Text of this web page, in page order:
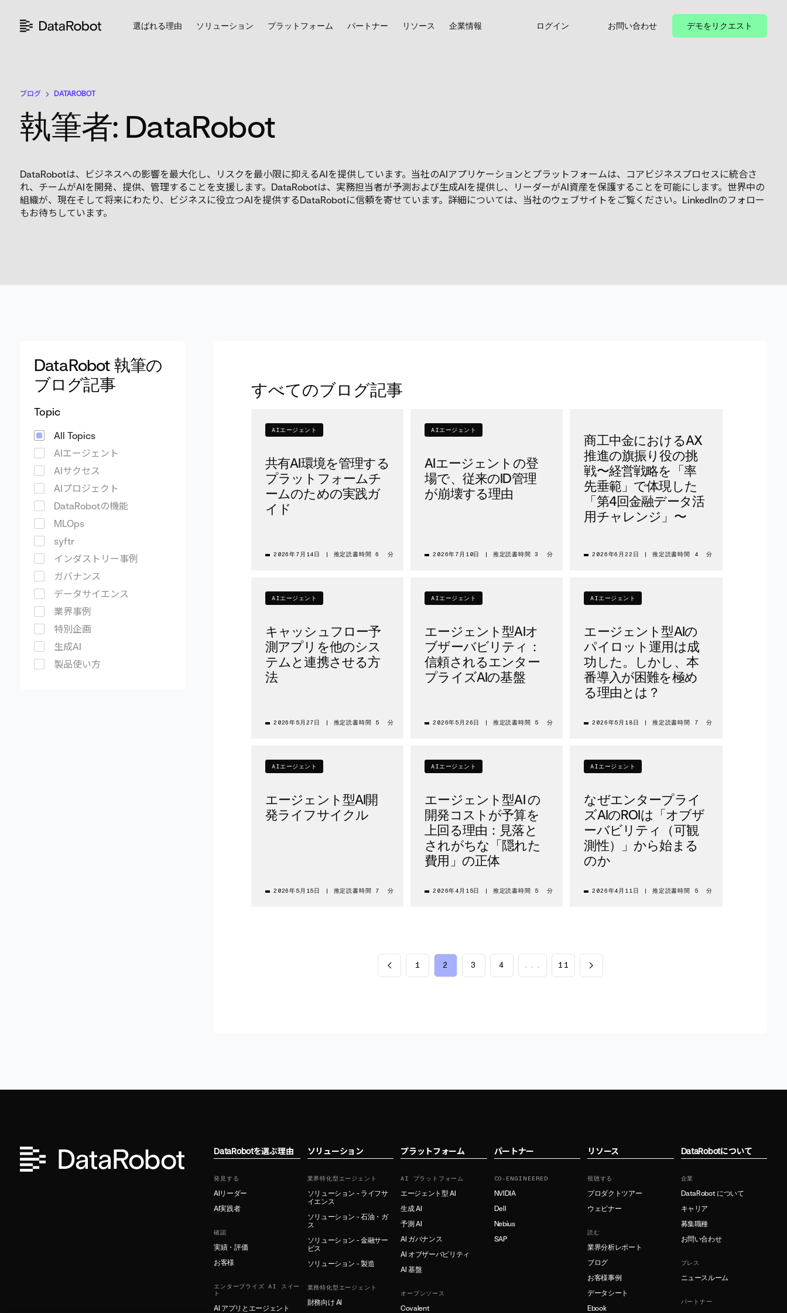
選ばれる理由 ソリューション プラットフォーム パートナー リソース 企業情報 ログイン お問い合わせ デモをリクエスト
ブログ DATAROBOT
執筆者: DataRobot
DataRobotは、ビジネスへの影響を最大化し、リスクを最小限に抑えるAIを提供しています。当社のAIアプリケーションとプラットフォームは、コアビジネスプロセスに統合さ
れ、チームがAIを開発、提供、管理することを支援します。DataRobotは、実務担当者が予測および生成AIを提供し、リーダーがAI資産を保護することを可能にします。世界中の
組織が、現在そして将来にわたり、ビジネスに役立つAIを提供するDataRobotに信頼を寄せています。詳細については、当社のウェブサイトをご覧ください。LinkedInのフォロー
もお待ちしています。
DataRobot 執筆の
ブログ記事
Topic
All Topics
AIエージェント
AIサクセス
AIプロジェクト
DataRobotの機能
MLOps
syftr
インダストリー事例
ガバナンス
データサイエンス
業界事例
特別企画
生成AI
製品使い方
すべてのブログ記事
AIエージェント
共有AI環境を管理する
プラットフォームチ
ームのための実践ガ
イド
2026年7月14日 推定読書時間 6 分
AIエージェント
AIエージェントの登
場で、従来のID管理
が崩壊する理由
2026年7月10日 推定読書時間 3 分
商工中金におけるAX
推進の旗振り役の挑
戦〜経営戦略を「率
先垂範」で体現した
「第4回金融データ活
用チャレンジ」〜
2026年6月22日 推定読書時間 4 分
AIエージェント
キャッシュフロー予
測アプリを他のシス
テムと連携させる方
法
2026年5月27日 推定読書時間 5 分
AIエージェント
エージェント型AIオ
ブザーバビリティ：
信頼されるエンター
プライズAIの基盤
2026年5月26日 推定読書時間 5 分
AIエージェント
エージェント型AIの
パイロット運用は成
功した。しかし、本
番導入が困難を極め
る理由とは？
2026年5月18日 推定読書時間 7 分
AIエージェント
エージェント型AI開
発ライフサイクル
2026年5月15日 推定読書時間 7 分
AIエージェント
エージェント型AI の
開発コストが予算を
上回る理由：見落と
されがちな「隠れた
費用」の正体
2026年4月15日 推定読書時間 5 分
AIエージェント
なぜエンタープライ
ズAIのROIは「オブザ
ーバビリティ（可観
測性）」から始まる
のか
2026年4月11日 推定読書時間 5 分
1 2 3 4 ... 11
DataRobotを選ぶ理由
発見する
AIリーダー
AI実践者
確認
実績・評価
お客様
エンタープライズ AI スイー
ト
AI アプリとエージェント
ソリューション
業界特化型エージェント
ソリューション - ライフサ
イエンス
ソリューション - 石油・ガ
ス
ソリューション - 金融サー
ビス
ソリューション - 製造
業務特化型エージェント
財務向け AI
プラットフォーム
AI プラットフォーム
エージェント型 AI
生成 AI
予測 AI
AI ガバナンス
AI オブザーバビリティ
AI 基盤
オープンソース
Covalent
パートナー
CO-ENGINEERED
NVIDIA
Dell
Nebius
SAP
リソース
視聴する
プロダクトツアー
ウェビナー
読む
業界分析レポート
ブログ
お客様事例
データシート
Ebook
DataRobotについて
企業
DataRobot について
キャリア
募集職種
お問い合わせ
プレス
ニュースルーム
パートナー